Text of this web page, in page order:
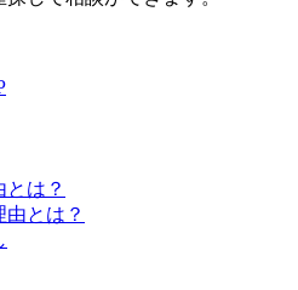
は？
とは？